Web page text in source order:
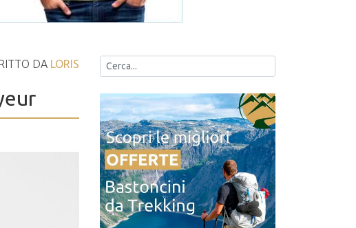
DA LORIS